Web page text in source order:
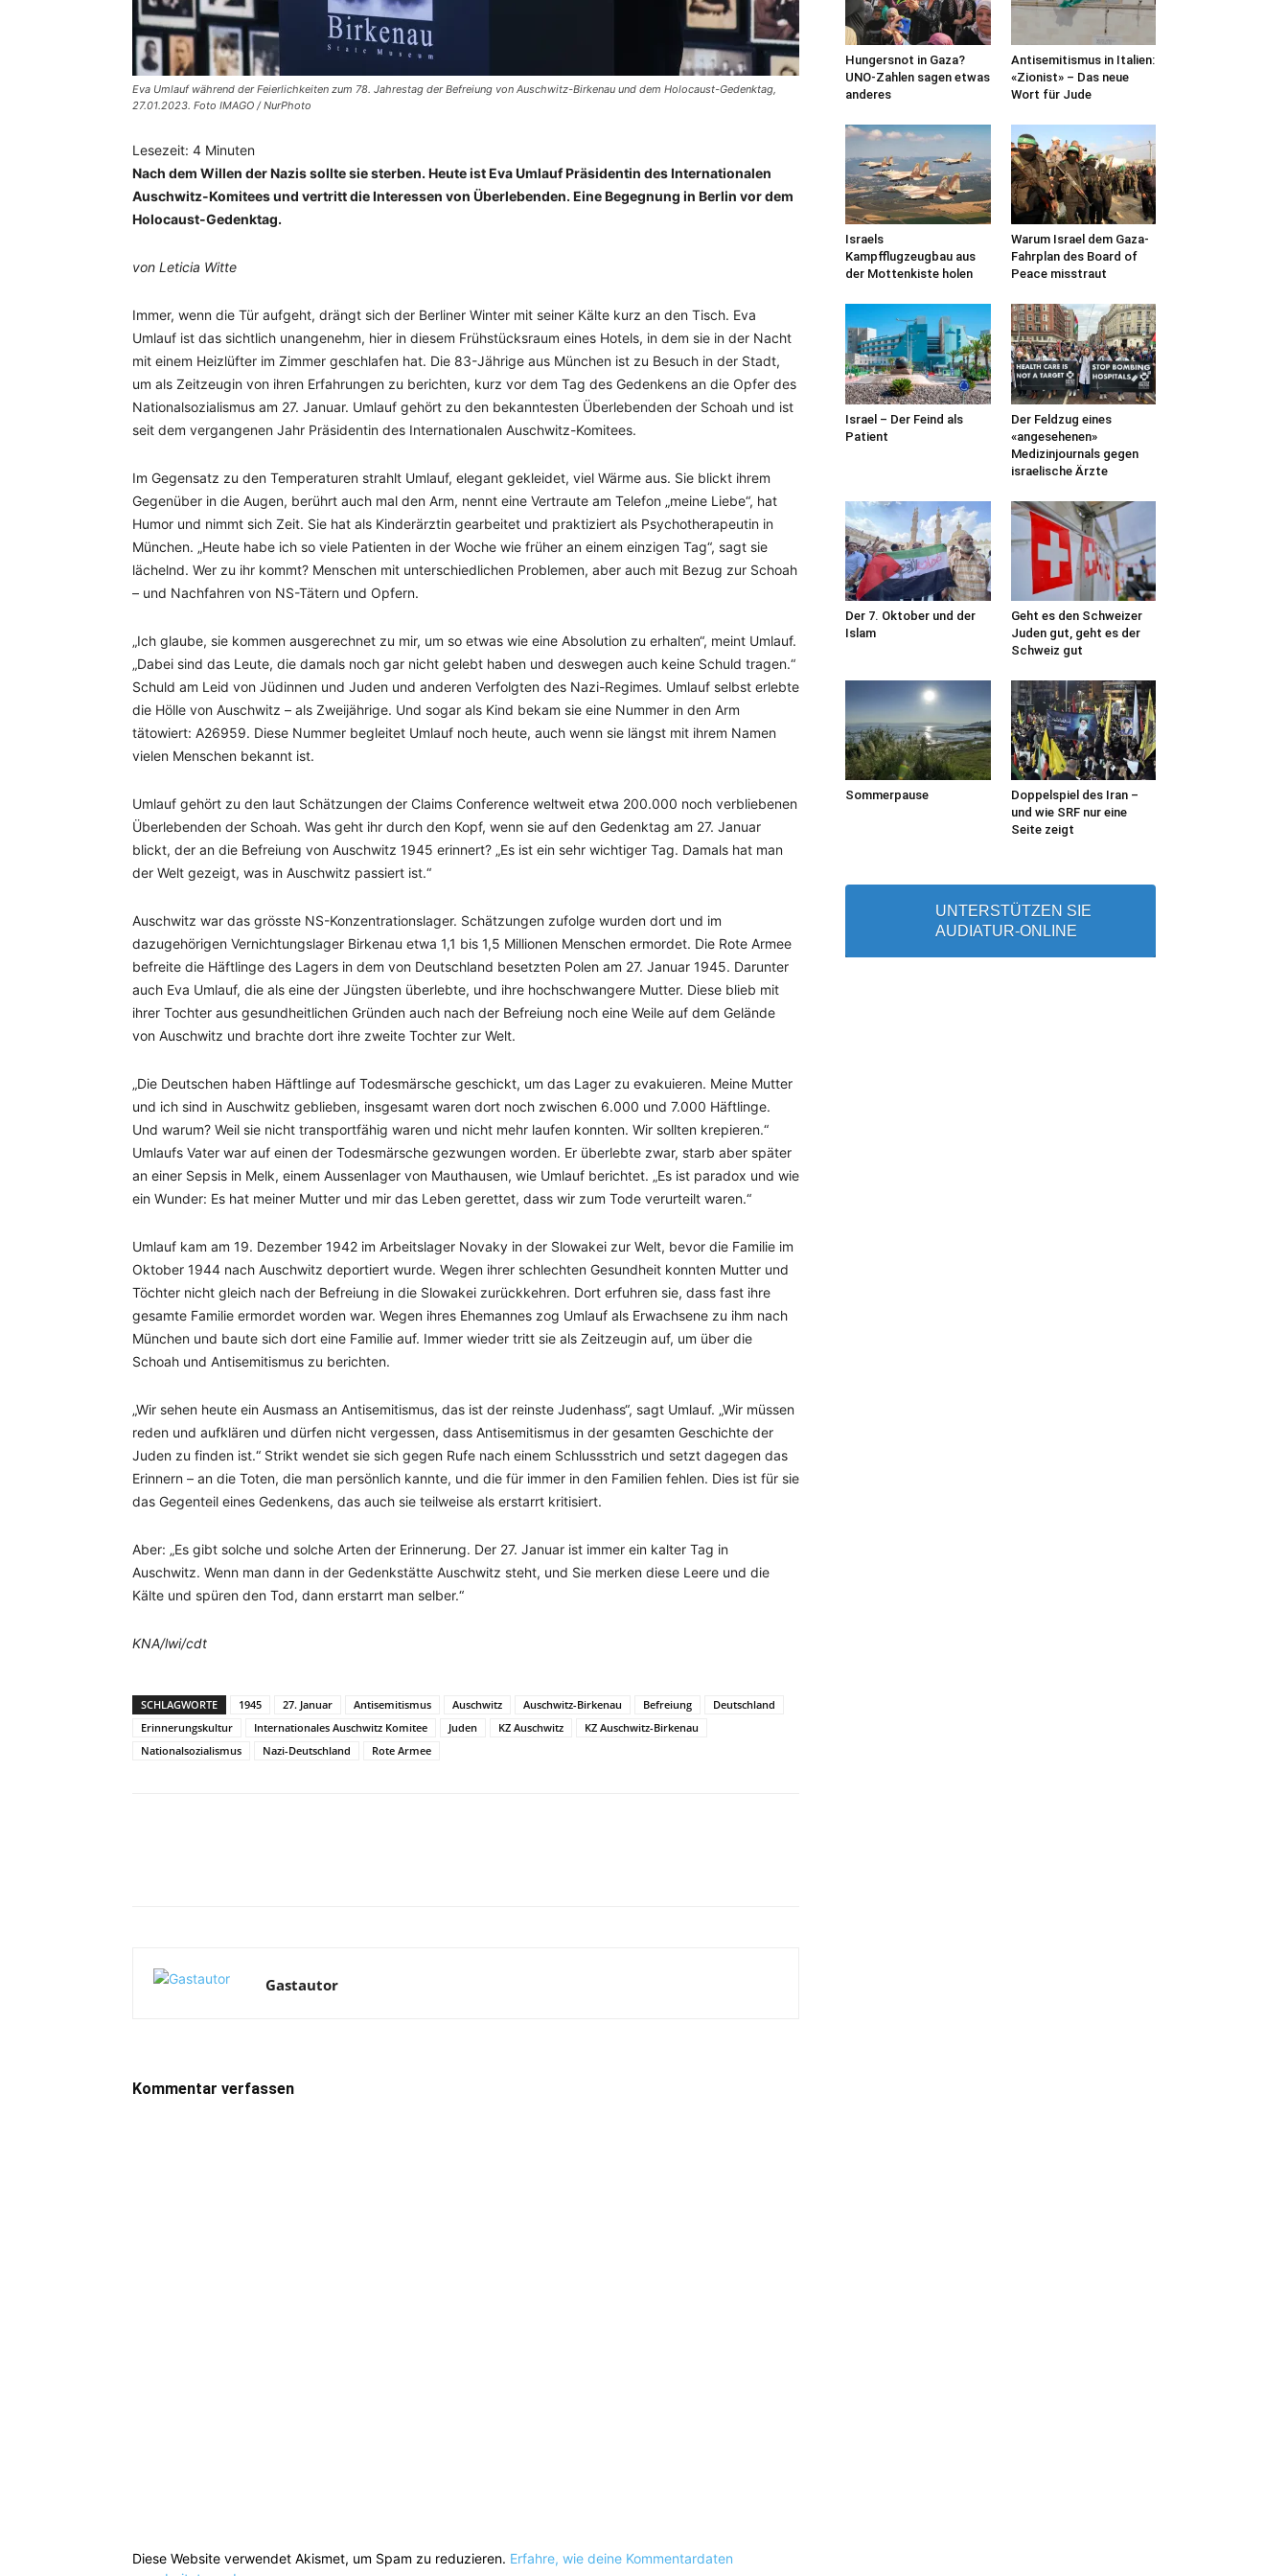
Eva Umlauf während der Feierlichkeiten zum 78. Jahrestag der Befreiung von Auschwitz-Birkenau und dem Holocaust-Gedenktag,
27.01.2023. Foto IMAGO / NurPhoto
Lesezeit: 4 Minuten
Nach dem Willen der Nazis sollte sie sterben. Heute ist Eva Umlauf Präsidentin des Internationalen
Auschwitz-Komitees und vertritt die Interessen von Überlebenden. Eine Begegnung in Berlin vor dem
Holocaust-Gedenktag.
von Leticia Witte
Immer, wenn die Tür aufgeht, drängt sich der Berliner Winter mit seiner Kälte kurz an den Tisch. Eva
Umlauf ist das sichtlich unangenehm, hier in diesem Frühstücksraum eines Hotels, in dem sie in der Nacht
mit einem Heizlüfter im Zimmer geschlafen hat. Die 83-Jährige aus München ist zu Besuch in der Stadt,
um als Zeitzeugin von ihren Erfahrungen zu berichten, kurz vor dem Tag des Gedenkens an die Opfer des
Nationalsozialismus am 27. Januar. Umlauf gehört zu den bekanntesten Überlebenden der Schoah und ist
seit dem vergangenen Jahr Präsidentin des Internationalen Auschwitz-Komitees.
Im Gegensatz zu den Temperaturen strahlt Umlauf, elegant gekleidet, viel Wärme aus. Sie blickt ihrem
Gegenüber in die Augen, berührt auch mal den Arm, nennt eine Vertraute am Telefon „meine Liebe“, hat
Humor und nimmt sich Zeit. Sie hat als Kinderärztin gearbeitet und praktiziert als Psychotherapeutin in
München. „Heute habe ich so viele Patienten in der Woche wie früher an einem einzigen Tag“, sagt sie
lächelnd. Wer zu ihr kommt? Menschen mit unterschiedlichen Problemen, aber auch mit Bezug zur Schoah
– und Nachfahren von NS-Tätern und Opfern.
„Ich glaube, sie kommen ausgerechnet zu mir, um so etwas wie eine Absolution zu erhalten“, meint Umlauf.
„Dabei sind das Leute, die damals noch gar nicht gelebt haben und deswegen auch keine Schuld tragen.“
Schuld am Leid von Jüdinnen und Juden und anderen Verfolgten des Nazi-Regimes. Umlauf selbst erlebte
die Hölle von Auschwitz – als Zweijährige. Und sogar als Kind bekam sie eine Nummer in den Arm
tätowiert: A26959. Diese Nummer begleitet Umlauf noch heute, auch wenn sie längst mit ihrem Namen
vielen Menschen bekannt ist.
Umlauf gehört zu den laut Schätzungen der Claims Conference weltweit etwa 200.000 noch verbliebenen
Überlebenden der Schoah. Was geht ihr durch den Kopf, wenn sie auf den Gedenktag am 27. Januar
blickt, der an die Befreiung von Auschwitz 1945 erinnert? „Es ist ein sehr wichtiger Tag. Damals hat man
der Welt gezeigt, was in Auschwitz passiert ist.“
Auschwitz war das grösste NS-Konzentrationslager. Schätzungen zufolge wurden dort und im
dazugehörigen Vernichtungslager Birkenau etwa 1,1 bis 1,5 Millionen Menschen ermordet. Die Rote Armee
befreite die Häftlinge des Lagers in dem von Deutschland besetzten Polen am 27. Januar 1945. Darunter
auch Eva Umlauf, die als eine der Jüngsten überlebte, und ihre hochschwangere Mutter. Diese blieb mit
ihrer Tochter aus gesundheitlichen Gründen auch nach der Befreiung noch eine Weile auf dem Gelände
von Auschwitz und brachte dort ihre zweite Tochter zur Welt.
„Die Deutschen haben Häftlinge auf Todesmärsche geschickt, um das Lager zu evakuieren. Meine Mutter
und ich sind in Auschwitz geblieben, insgesamt waren dort noch zwischen 6.000 und 7.000 Häftlinge.
Und warum? Weil sie nicht transportfähig waren und nicht mehr laufen konnten. Wir sollten krepieren.“
Umlaufs Vater war auf einen der Todesmärsche gezwungen worden. Er überlebte zwar, starb aber später
an einer Sepsis in Melk, einem Aussenlager von Mauthausen, wie Umlauf berichtet. „Es ist paradox und wie
ein Wunder: Es hat meiner Mutter und mir das Leben gerettet, dass wir zum Tode verurteilt waren.“
Umlauf kam am 19. Dezember 1942 im Arbeitslager Novaky in der Slowakei zur Welt, bevor die Familie im
Oktober 1944 nach Auschwitz deportiert wurde. Wegen ihrer schlechten Gesundheit konnten Mutter und
Töchter nicht gleich nach der Befreiung in die Slowakei zurückkehren. Dort erfuhren sie, dass fast ihre
gesamte Familie ermordet worden war. Wegen ihres Ehemannes zog Umlauf als Erwachsene zu ihm nach
München und baute sich dort eine Familie auf. Immer wieder tritt sie als Zeitzeugin auf, um über die
Schoah und Antisemitismus zu berichten.
„Wir sehen heute ein Ausmass an Antisemitismus, das ist der reinste Judenhass“, sagt Umlauf. „Wir müssen
reden und aufklären und dürfen nicht vergessen, dass Antisemitismus in der gesamten Geschichte der
Juden zu finden ist.“ Strikt wendet sie sich gegen Rufe nach einem Schlussstrich und setzt dagegen das
Erinnern – an die Toten, die man persönlich kannte, und die für immer in den Familien fehlen. Dies ist für sie
das Gegenteil eines Gedenkens, das auch sie teilweise als erstarrt kritisiert.
Aber: „Es gibt solche und solche Arten der Erinnerung. Der 27. Januar ist immer ein kalter Tag in
Auschwitz. Wenn man dann in der Gedenkstätte Auschwitz steht, und Sie merken diese Leere und die
Kälte und spüren den Tod, dann erstarrt man selber.“
KNA/lwi/cdt
SCHLAGWORTE 1945 27. Januar Antisemitismus Auschwitz Auschwitz-Birkenau Befreiung
Deutschland
Erinnerungskultur
Internationales Auschwitz Komitee Juden KZ Auschwitz
KZ Auschwitz-Birkenau
Nationalsozialismus
Nazi-Deutschland Rote Armee
Gastautor
Kommentar verfassen
Diese Website verwendet Akismet, um Spam zu reduzieren. Erfahre, wie deine Kommentardaten
Hungersnot in Gaza?
UNO-Zahlen sagen etwas
anderes
Antisemitismus in Italien:
«Zionist» – Das neue
Wort für Jude
Israels
Kampfflugzeugbau aus
der Mottenkiste holen
Warum Israel dem Gaza-
Fahrplan des Board of
Peace misstraut
Israel – Der Feind als
Patient
Der Feldzug eines
«angesehenen»
Medizinjournals gegen
israelische Ärzte
Der 7. Oktober und der
Islam
Geht es den Schweizer
Juden gut, geht es der
Schweiz gut
Sommerpause
Doppelspiel des Iran –
und wie SRF nur eine
Seite zeigt
UNTERSTÜTZEN SIE
AUDIATUR-ONLINE